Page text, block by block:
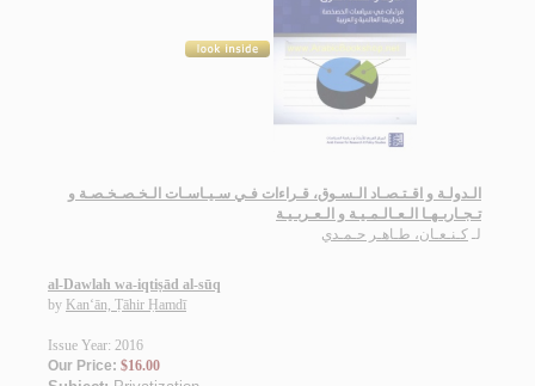
الـدولـة و اقـتـصـاد الـسـوق، قـراءات فـي سـيـاسـات الـخـصـخـصـة و
تـجـاربـهـا الـعـالـمـيـة و الـعـربـيـة
لـ كـنـعـان، طـاهـر حـمـدي
al-Dawlah wa-iqtiṣād al-sūq
by Kan‘ān, Ṭāhir Ḥamdī
Issue Year: 2016
Our Price: $16.00